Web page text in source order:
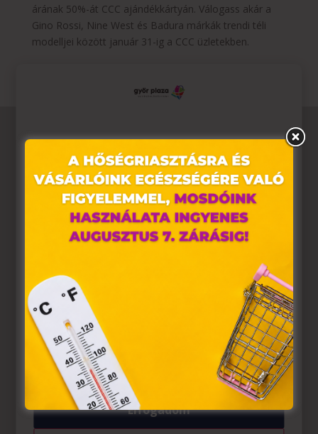
árának 50%-át CCC ajándékkártyán. Válogass akár a
Gino Rossi, Nine West és Badura márkák trendi téli
modelljei között január 31-ig a CCC üzletekben.
Ez az oldal sütiket használ
Weboldalunkon „cookie"-kat (továbbiakban „süti")
alkalmazunk. Ezek olyan fájlok, melyek információt
tárolnak webes böngészőjében. Ehhez az Ön
hozzájárulása szükséges.
A „sütiket" az elektronikus hírközlésről szóló 2003. évi C.
törvény, az elektronikus kereskedelmi szolgáltatások, az
információs társadalommal összefüggő szolgáltatások
egyes kérdéseiről szóló 2001. évi CVIII. törvény, valamint
az Európai Unió előírásainak megfelelően használjuk.
Azon weblapoknak, melyek az Európai Unió országain
belül működnek, a „sütik" használatához, és ezeknek a
felhasználó számítógépén vagy egyéb eszközén történő
tárolásához a felhasználók hozzájárulását kell kérniük.
Elfogadom